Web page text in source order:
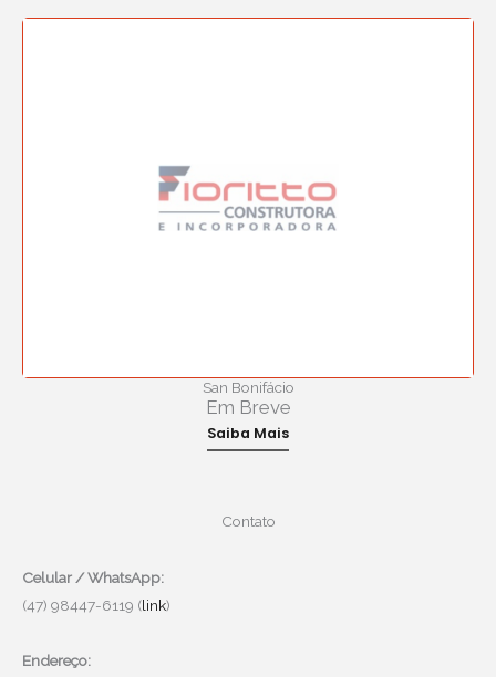
San Bonifácio
Em Breve
Saiba Mais
Contato
Celular / WhatsApp:
(47) 98447-6119 (link)
Endereço: